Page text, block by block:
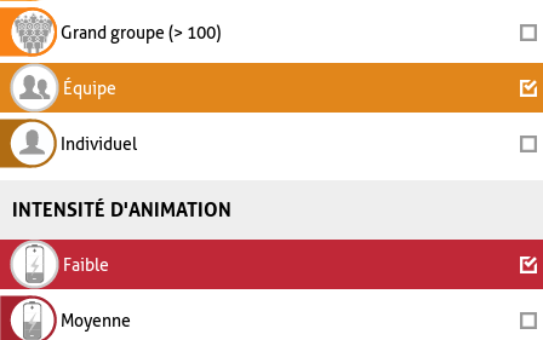
Grand groupe (> 100)
Équipe
Individuel
INTENSITÉ D'ANIMATION
Faible
Moyenne